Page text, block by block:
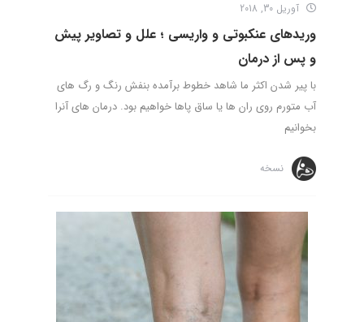
آوریل 30, 2018
وریدهای عنکبوتی و واریسی ؛ علل و تصاویر پیش
و پس از درمان
با پیر شدن اکثر ما شاهد خطوط برآمده بنفش رنگ و رگ های
آب متورم روی ران ها یا ساق پاها خواهیم بود. درمان های آنرا
بخوانیم
نسخه